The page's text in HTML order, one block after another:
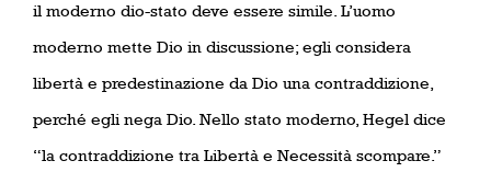
il moderno dio-stato deve essere simile. L’uomo
moderno mette Dio in discussione; egli considera
libertà e predestinazione da Dio una contraddizione,
perché egli nega Dio. Nello stato moderno, Hegel dice
“la contraddizione tra Libertà e Necessità scompare.”